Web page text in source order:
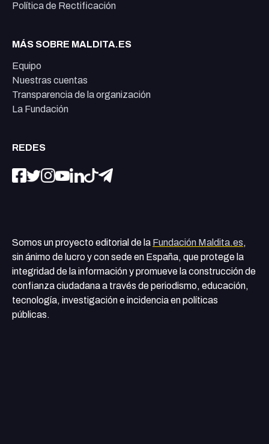
Política de Rectificación
MÁS SOBRE MALDITA.ES
Equipo
Nuestras cuentas
Transparencia de la organización
La Fundación
REDES
Somos un proyecto editorial de la Fundación Maldita.es,
sin ánimo de lucro y con sede en España, que protege la
integridad de la información y promueve la construcción de
confianza ciudadana a través de periodismo, educación,
tecnología, investigación e incidencia en políticas
públicas.